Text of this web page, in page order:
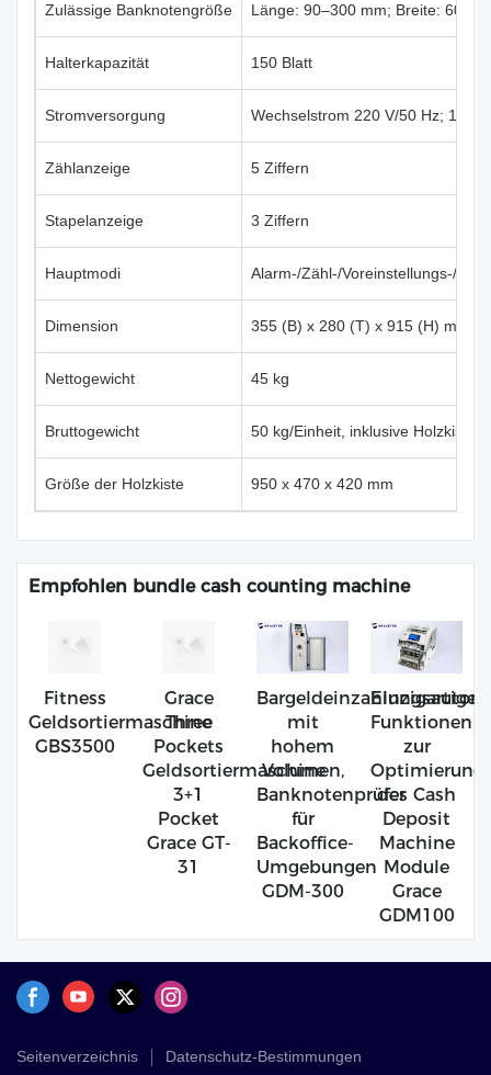
Zulässige Banknotengröße Länge: 90–300 mm; Breite:
Halterkapazität 150 Blatt
Stromversorgung Wechselstrom 220 V/50 Hz; 110
Zählanzeige 5 Ziffern
Stapelanzeige 3 Ziffern
Hauptmodi Alarm-/Zähl-/Voreinstellungs-/
Dimension 355 (B) x 280 (T) x 915 (H) mm
Nettogewicht 45 kg
Bruttogewicht 50 kg/Einheit, inklusive Holzkiste
Größe der Holzkiste 950 x 470 x 420 mm
Empfohlen bundle cash counting machine
Fitness
Geldsortiermaschine
GBS3500
Grace
Three
Pockets
Geldsortiermaschine
3+1
Pocket
Grace GT-
31
mit
hohem
Volumen,
Banknotenprüfer
für
Backoffice-
Umgebungen
GDM-300
Einzigartige
Funktionen
zur
Optimierung
des Cash
Deposit
Machine
Module
Grace
GDM100
Seitenverzeichnis Datenschutz-Bestimmungen